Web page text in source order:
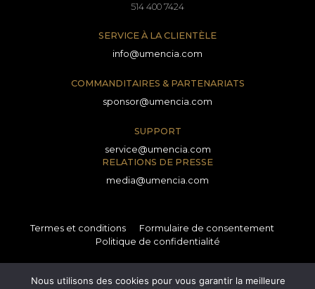
514 400 7424
SERVICE À LA CLIENTÈLE
info@umencia.com
COMMANDITAIRES & PARTENARIATS
sponsor@umencia.com
SUPPORT
service@umencia.com
RELATIONS DE PRESSE
media@umencia.com
Termes et conditions
Formulaire de consentement
Politique de confidentialité
Nous utilisons des cookies pour vous garantir la meilleure